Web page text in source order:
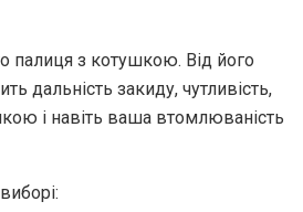
палиця з котушкою. Від його
дальність закиду, чутливість,
і навіть ваша втомлюваність